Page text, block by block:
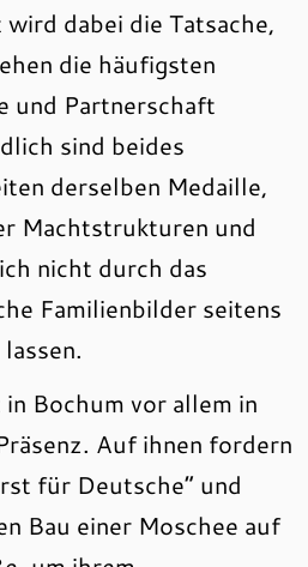
dabei die Tatsache,
die häufigsten
und Partnerschaft
sind beides
derselben Medaille,
Machtstrukturen und
nicht durch das
Familienbilder seitens
Bochum vor allem in
Auf ihnen fordern
für Deutsche“ und
Bau einer Moschee auf